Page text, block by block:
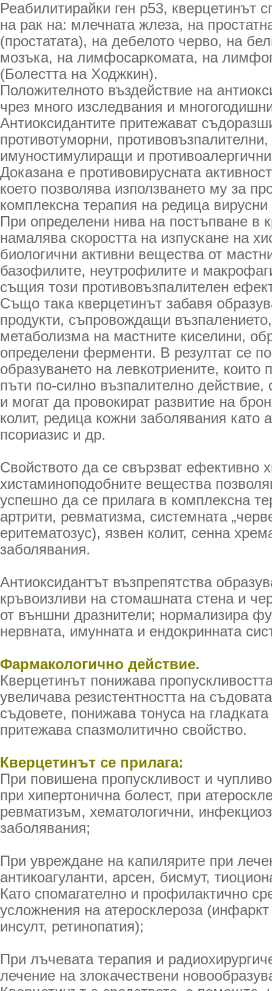
Реабилитирайки ген р53, кверцетинът
на рак на: млечната жлеза, на
(простатата), на дебелото черво, на
мозъка, на лимфосаркомата, на
(Болестта на Ходжкин).
Положителното въздействие на
чрез много изследвания и
Антиоксидантите притежават
противотуморни,
имуностимулиращи и
Доказана е противовирусната
което позволява използването му за
комплексна терапия на редица
При определени нива на постъпване в
намалява скоростта на изпускане на
биологични активни вещества от
базофилите, неутрофилите и
същия този противовъзпалителен
Също така кверцетинът забавя
продукти, съпровождащи
метаболизма на мастните киселини,
определени ферменти. В резултат се
образуването на левкотриените, които
пъти по-силно възпалително действие,
и могат да провокират развитие на
колит, редица кожни заболявания като
псориазис и др.
Свойството да се свързват ефективно
хистаминоподобните вещества
успешно да се прилага в комплексна
артрити, ревматизма, системната
еритематозус), язвен колит, сенна
заболявания.
Антиоксидантът възпрепятства
кръвоизливи на стомашната стена и
от външни дразнители; нормализира
нервната, имунната и ендокринната
Фармакологично действие.
Кверцетинът понижава
увеличава резистентността на
съдовете, понижава тонуса на
притежава спазмолитично свойство.
Кверцетинът се прилага:
При повишена пропускливост и
при хипертонична болест, при
ревматизъм, хематологични,
заболявания;
При увреждане на капилярите при
антикоагуланти, арсен, бисмут,
Като спомагателно и профилактично
усложнения на атеросклероза
инсулт, ретинопатия);
При лъчевата терапия и
лечение на злокачествени